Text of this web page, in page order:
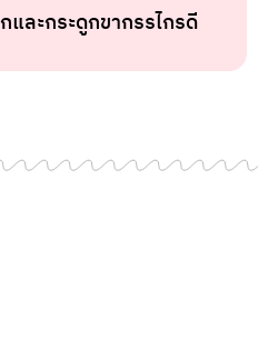
ละกระดูกขากรรไกรดี